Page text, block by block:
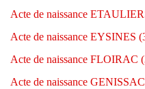
Acte de naissance
Acte de naissance EYSINES
Acte de naissance FLOIRAC
Acte de naissance